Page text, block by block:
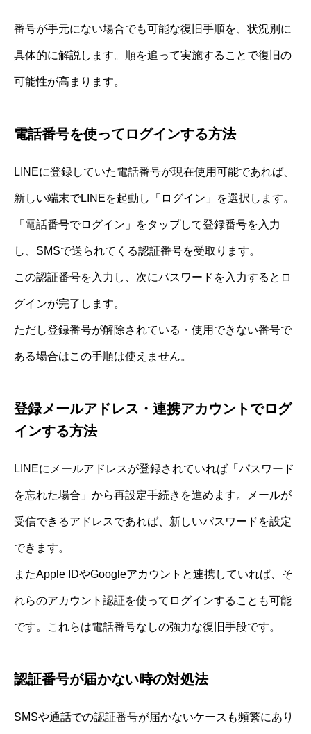
番号が手元にない場合でも可能な復旧手順を、状況別に
具体的に解説します。順を追って実施することで復旧の
可能性が高まります。
電話番号を使ってログインする方法
LINEに登録していた電話番号が現在使用可能であれば、
新しい端末でLINEを起動し「ログイン」を選択します。
「電話番号でログイン」をタップして登録番号を入力
し、SMSで送られてくる認証番号を受取ります。
この認証番号を入力し、次にパスワードを入力するとロ
グインが完了します。
ただし登録番号が解除されている・使用できない番号で
ある場合はこの手順は使えません。
登録メールアドレス・連携アカウントでログ
インする方法
LINEにメールアドレスが登録されていれば「パスワード
を忘れた場合」から再設定手続きを進めます。メールが
受信できるアドレスであれば、新しいパスワードを設定
できます。
またApple IDやGoogleアカウントと連携していれば、そ
れらのアカウント認証を使ってログインすることも可能
です。これらは電話番号なしの強力な復旧手段です。
認証番号が届かない時の対処法
SMSや通話での認証番号が届かないケースも頻繁にあり